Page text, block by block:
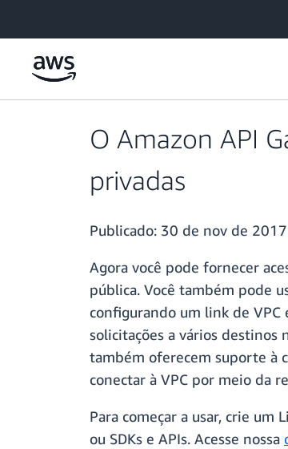
O Amazon API
privadas
Publicado: 30 de nov de 2017
Agora você pode fornecer
pública. Você também pode
configurando um link de VPC
solicitações a vários destinos
também oferecem suporte à
conectar à VPC por meio da
Para começar a usar, crie um
ou SDKs e APIs. Acesse nossa